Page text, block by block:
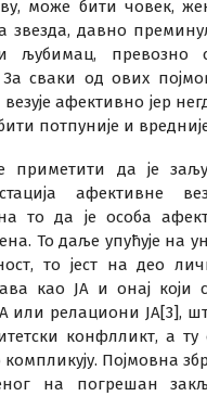
може бити човек,
звезда, давно
љубимац, превозно
сваки од ових
афективно јер
потпуније и
приметити да је
афективне
на то да је особа
То даље упућује на
то јест на део
као ЈА и онај који
или релациони ЈА[3],
конфлликт, а ту
Појмовна
на погрешан